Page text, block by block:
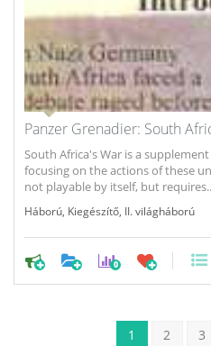
Panzer Grenadier: South
South Africa's War is a
focusing on the actions of these
not playable by itself, but
Háború Kiegészítő II. világháború
0
1 2 3